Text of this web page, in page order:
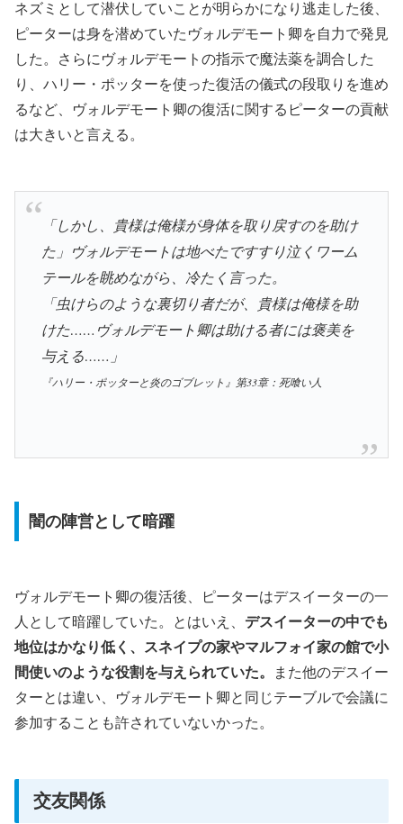
ネズミとして潜伏していことが明らかになり逃走した後、
ピーターは身を潜めていたヴォルデモート卿を自力で発見
した。さらにヴォルデモートの指示で魔法薬を調合した
り、ハリー・ポッターを使った復活の儀式の段取りを進め
るなど、ヴォルデモート卿の復活に関するピーターの貢献
は大きいと言える。
「しかし、貴様は俺様が身体を取り戻すのを助け
た」ヴォルデモートは地べたですすり泣くワーム
テールを眺めながら、冷たく言った。
「虫けらのような裏切り者だが、貴様は俺様を助
けた……ヴォルデモート卿は助ける者には褒美を
与える……」
『ハリー・ポッターと炎のゴブレット』第33章：死喰い人
闇の陣営として暗躍
ヴォルデモート卿の復活後、ピーターはデスイーターの一
人として暗躍していた。とはいえ、 デスイーターの中でも
地位はかなり低く、スネイプの家やマルフォイ家の館で小
間使いのような役割を与えられていた。
また他のデスイー
ターとは違い、ヴォルデモート卿と同じテーブルで会議に
参加することも許されていないかった。
交友関係